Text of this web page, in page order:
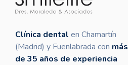
Clínica dental en Chamartín
(Madrid) y Fuenlabrada con más
de 35 años de experiencia